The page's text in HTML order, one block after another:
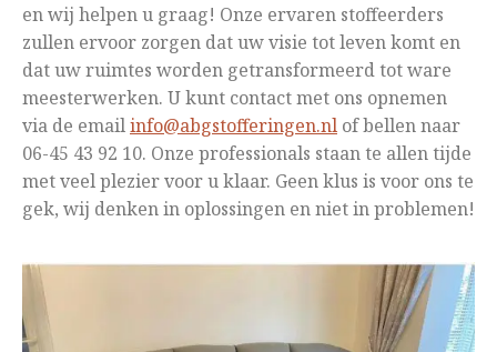
en wij helpen u graag! Onze ervaren stoffeerders
zullen ervoor zorgen dat uw visie tot leven komt en
dat uw ruimtes worden getransformeerd tot ware
meesterwerken. U kunt contact met ons opnemen
via de emailinfo@abgstofferingen.nl of bellen naar
06-45 43 92 10. Onze professionals staan te allen tijde
met veel plezier voor u klaar. Geen klus is voor ons te
gek, wij denken in oplossingen en niet in problemen!